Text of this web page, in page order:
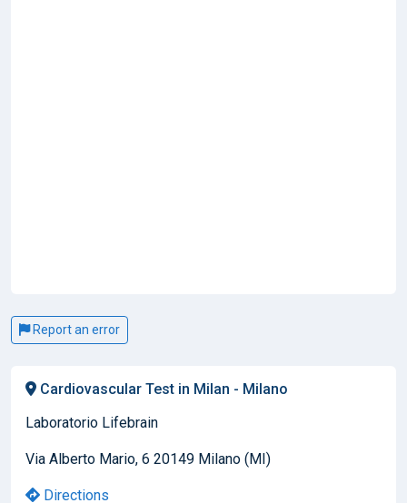
Report an error
Cardiovascular Test in Milan - Milano
Laboratorio Lifebrain
Via Alberto Mario, 6 20149 Milano (MI)
Directions